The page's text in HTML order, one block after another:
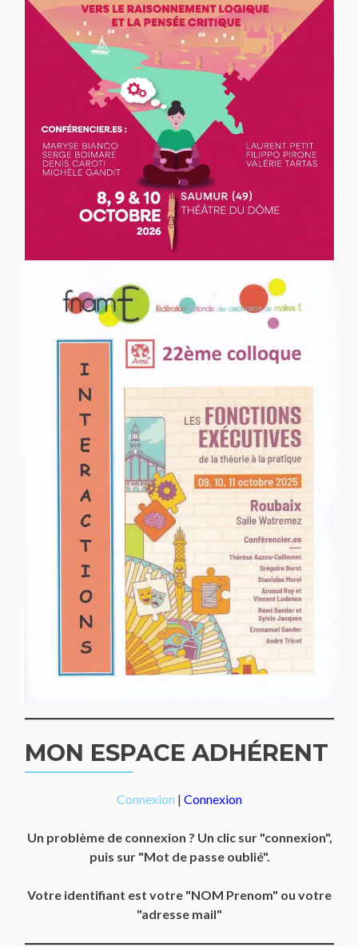
MON ESPACE ADHÉRENT
Connexion | Connexion
Un problème de connexion ? Un clic sur "connexion",
puis sur "Mot de passe oublié".
Votre identifiant est votre "NOM Prenom" ou votre
"adresse mail"